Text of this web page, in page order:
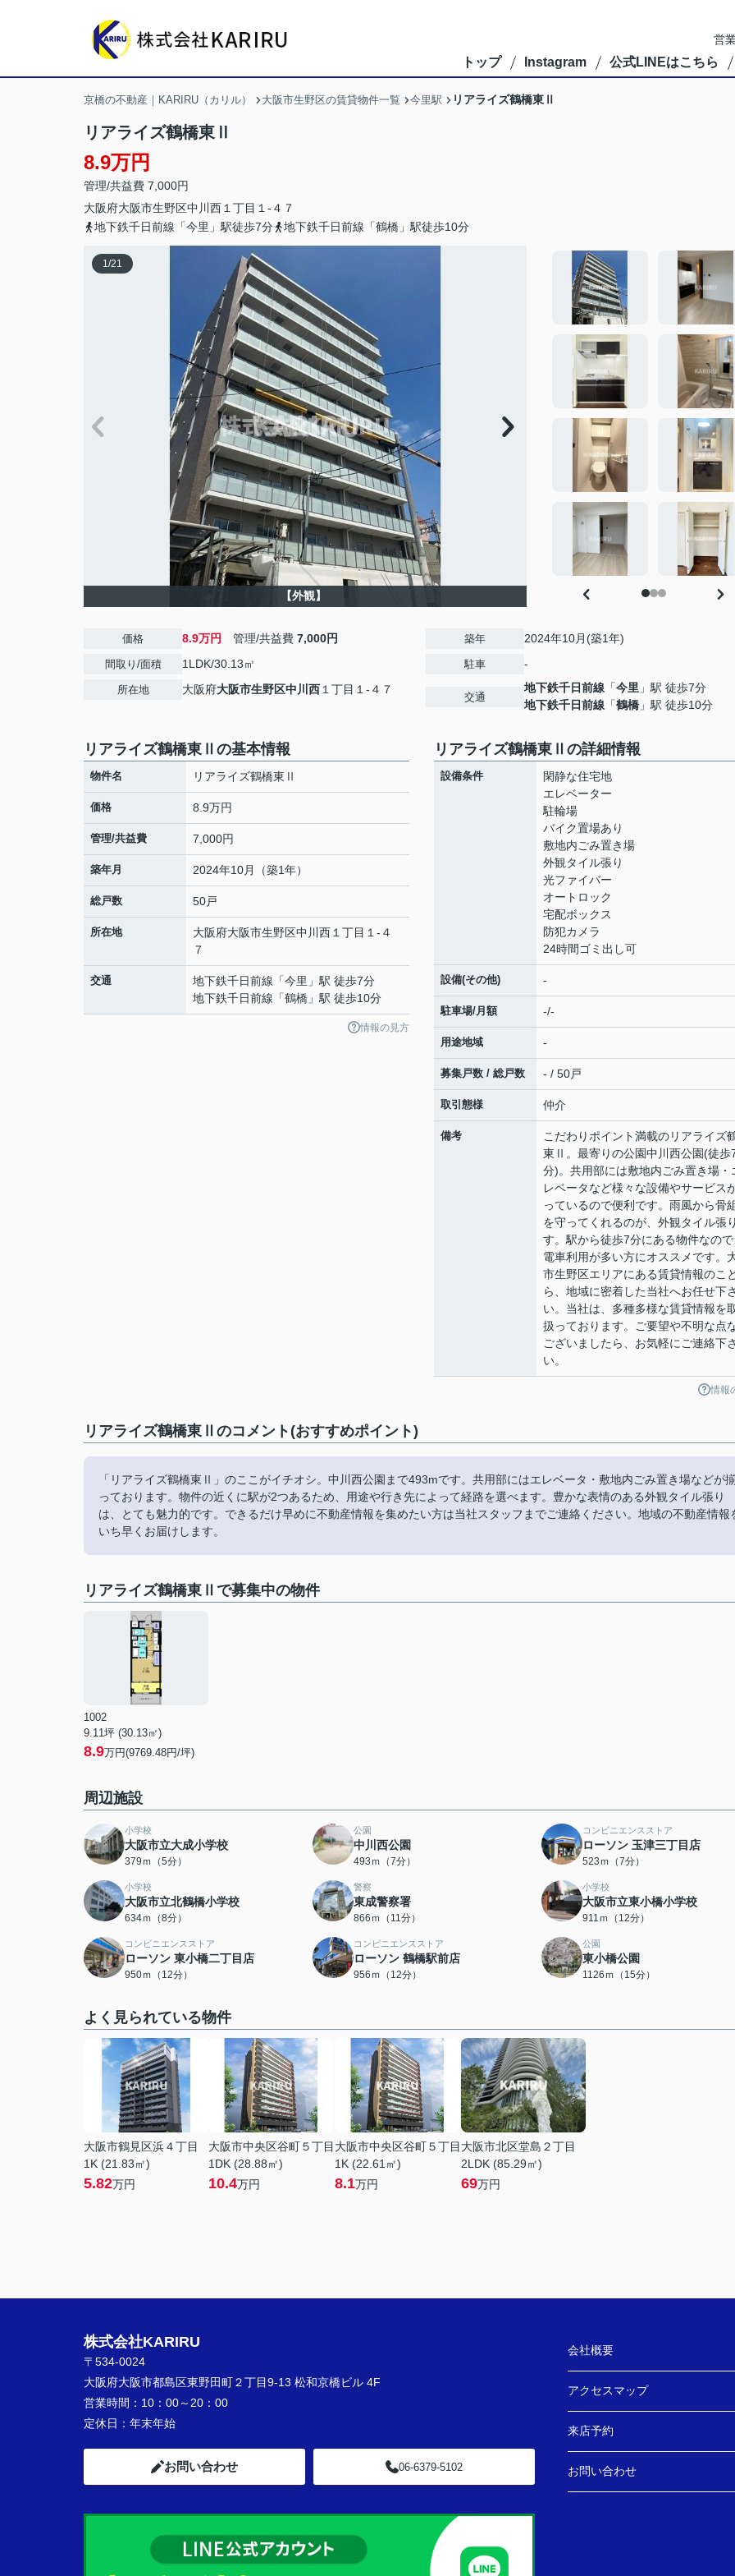
営
トップ Instagram 公式LINEはこちら
京橋の不動産｜KARIRU（カリル） 大阪市生野区の賃貸物件一覧 今里駅 リアライズ鶴橋東Ⅱ
リアライズ鶴橋東Ⅱ
8.9万円
管理/共益費 7,000円
大阪府大阪市生野区中川西 １丁目１-４７
地下鉄千日前線「今里」駅徒歩7分
地下鉄千日前線「鶴橋」駅徒歩10分
1/21
【外観】
価格 8.9万円 管理/共益費 7,000円
間取り/面積 1LDK/30.13㎡
所在地 大阪府大阪市生野区中川西 １丁目１-４７
築年 2024年10月(築1年)
駐車 -
交通
地下鉄千日前線 「今里 」駅 徒歩7分
地下鉄千日前線 「鶴橋 」駅 徒歩10分
リアライズ鶴橋東Ⅱの基本情報
物件名 リアライズ鶴橋東Ⅱ
価格 8.9万円
管理/共益費 7,000円
築年月 2024年10月（築1年）
総戸数 50戸
所在地 大阪府大阪市生野区中川西 １丁目１-４
７
交通 地下鉄千日前線 「今里 」駅 徒歩7分
地下鉄千日前線 「鶴橋 」駅 徒歩10分
情報の見方
リアライズ鶴橋東Ⅱの詳細情報
設備条件
閑静な住宅地
エレベーター
駐輪場
バイク置場あり
敷地内ごみ置き場
外観タイル張り
光ファイバー
オートロック
宅配ボックス
防犯カメラ
24時間ゴミ出し可
設備(その他) -
駐車場/月額 -/-
用途地域 -
募集戸数 / 総戸数 - / 50戸
取引態様 仲介
備考
こだわりポイント満載のリアライズ
東Ⅱ。最寄りの公園中川西公園(徒歩
分)。共用部には敷地内ごみ置き場・
レベータなど様々な設備やサービス
っているので便利です。雨風から骨
を守ってくれるのが、外観タイル張
す。駅から徒歩7分にある物件なの
電車利用が多い方にオススメです。
市生野区エリアにある賃貸情報のこ
ら、地域に密着した当社へお任せ下
い。当社は、多種多様な賃貸情報を
扱っております。ご要望や不明な点
ございましたら、お気軽にご連絡下
い。
情報
リアライズ鶴橋東Ⅱのコメント(おすすめポイント)
「リアライズ鶴橋東Ⅱ」のここがイチオシ。中川西公園まで493mです。共用部にはエレベータ・敷地内ごみ置き場などが
っております。物件の近くに駅が2つあるため、用途や行き先によって経路を選べます。豊かな表情のある外観タイル張り
は、とても魅力的です。できるだけ早めに不動産情報を集めたい方は当社スタッフまでご連絡ください。地域の不動産情報
いち早くお届けします。
リアライズ鶴橋東Ⅱで募集中の物件
1002
9.11坪 (30.13㎡)
8.9万円(9769.48円/坪)
周辺施設
小学校
大阪市立大成小学校
379ｍ（5分）
公園
中川西公園
493ｍ（7分）
コンビニエンスストア
ローソン 玉津三丁目店
523ｍ（7分）
小学校
大阪市立北鶴橋小学校
634ｍ（8分）
警察
東成警察署
866ｍ（11分）
小学校
大阪市立東小橋小学校
911ｍ（12分）
コンビニエンスストア
ローソン 東小橋二丁目店
950ｍ（12分）
コンビニエンスストア
ローソン 鶴橋駅前店
956ｍ（12分）
公園
東小橋公園
1126ｍ（15分）
よく見られている物件
大阪市鶴見区浜４丁目
1K (21.83㎡)
5.82万円
大阪市中央区谷町５丁目
1DK (28.88㎡)
10.4万円
大阪市中央区谷町５丁目
1K (22.61㎡)
8.1万円
大阪市北区堂島２丁目
2LDK (85.29㎡)
69万円
株式会社KARIRU
〒534-0024
大阪府大阪市都島区東野田町２丁目9-13 松和京橋ビル 4F
営業時間： 10：00～20：00
定休日： 年末年始
お問い合わせ 06-6379-5102
会社概要
アクセスマップ
来店予約
お問い合わせ